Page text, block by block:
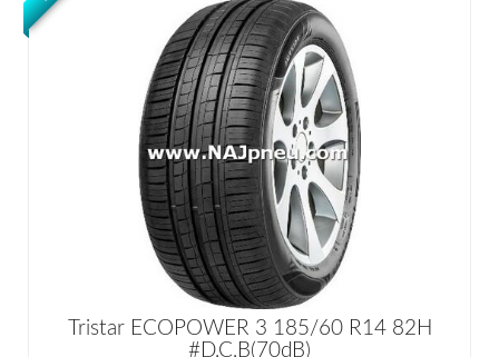
Tristar ECOPOWER 3 185/60 R14 82H
#D,C,B(70dB)